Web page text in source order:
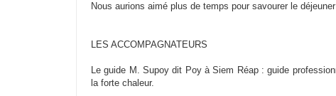
Nous aurions aimé plus de temps pour savourer le
LES ACCOMPAGNATEURS
Le guide M. Supoy dit Poy à Siem Réap : guide
la forte chaleur.